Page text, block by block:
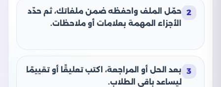
2 حمّل الملف واحفظه ضمن ملفاتك، ثم حدّد
الأجزاء المهمة بعلامات أو ملاحظات.
3
بعد الحل أو المراجعة، اكتب تعليقًا أو تقييمًا
ليساعد باقي الطلاب.